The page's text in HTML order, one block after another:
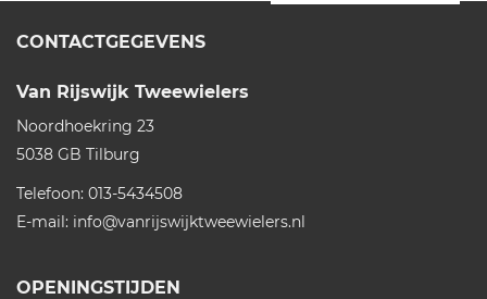
CONTACTGEGEVENS
Van Rijswijk Tweewielers
Noordhoekring 23
5038 GB Tilburg
Telefoon: 013-5434508
E-mail: info@vanrijswijktweewielers.nl
OPENINGSTIJDEN